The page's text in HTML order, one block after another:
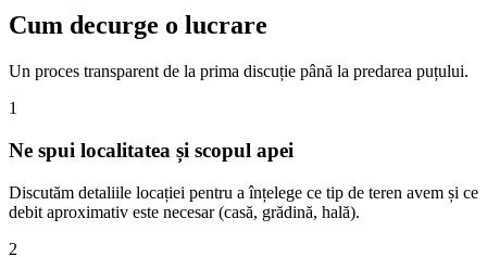
Cum decurge o lucrare
Un proces transparent de la prima discuție până la predarea puțului.
1
Ne spui localitatea și scopul apei
Discutăm detaliile locației pentru a înțelege ce tip de teren avem și ce
debit aproximativ este necesar (casă, grădină, hală).
2